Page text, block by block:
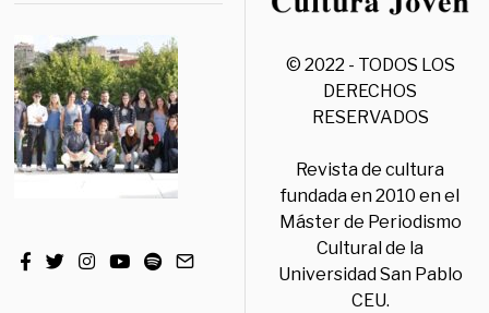
© 2022 - TODOS LOS
DERECHOS
RESERVADOS
Revista de cultura
fundada en 2010 en el
Máster de Periodismo
Cultural de la
Universidad San Pablo
CEU.